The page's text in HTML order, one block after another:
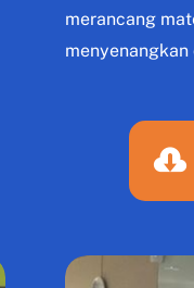
merancang
menyenangkan